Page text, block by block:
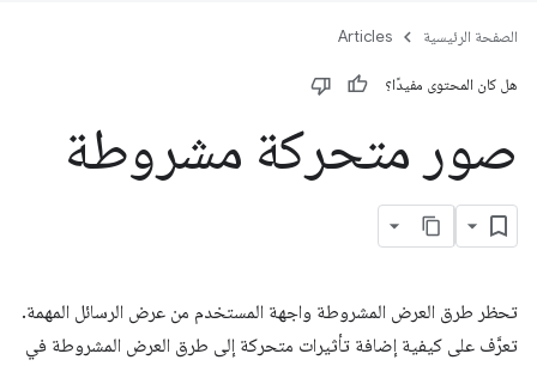
الصفحة الرئيسية Articles
هل كان المحتوى مفيدًا؟
صور متحركة مشروطة
تحظر طرق العرض المشروطة واجهة المستخدم من عرض الرسائل المهمة.
تعرَّف على كيفية إضافة تأثيرات متحركة إلى طرق العرض المشروطة في